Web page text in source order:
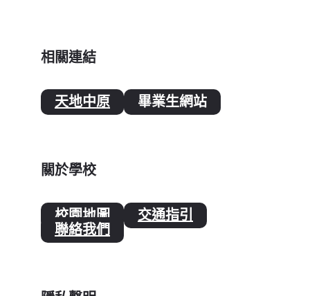
相關連結
天地中原 畢業生網站
關於學校
校園地圖 交通指引
聯絡我們